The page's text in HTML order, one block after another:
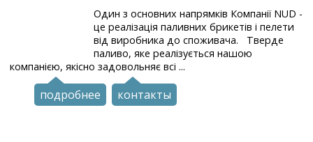
Один з основних напрямків Компанії NUD -
це реалізація паливних брикетів і пелети
від виробника до споживача. Тверде
паливо, яке реалізується нашою
компанією, якісно задовольняє всі ...
подробнее контакты